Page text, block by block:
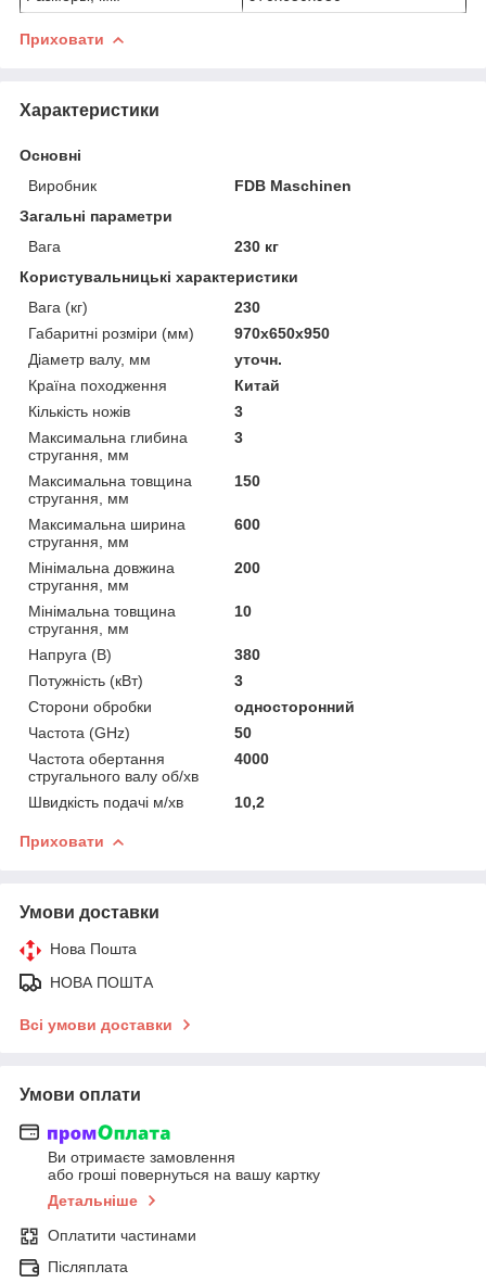
Приховати
Характеристики
Основні
Виробник
FDB Maschinen
Загальні параметри
Вага
230 кг
Користувальницькі характеристики
Вага (кг)
230
Габаритні розміри (мм)
970х650х950
Діаметр валу, мм
уточн.
Країна походження
Китай
Кількість ножів
3
Максимальна глибина
стругання, мм
3
Максимальна товщина
стругання, мм
150
Максимальна ширина
стругання, мм
600
Мінімальна довжина
стругання, мм
200
Мінімальна товщина
стругання, мм
10
Напруга (В)
380
Потужність (кВт)
3
Сторони обробки
односторонний
Частота (GHz)
50
Частота обертання
стругального валу об/хв
4000
Швидкість подачі м/хв 10,2
Приховати
Умови доставки
Нова Пошта
НОВА ПОШТА
Всі умови доставки
Умови оплати
Ви отримаєте замовлення
або гроші повернуться на вашу картку
Детальніше
Оплатити частинами
Післяплата